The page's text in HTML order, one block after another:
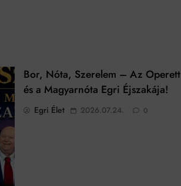
Bor, Nóta, Szerelem – Az Operett
és a Magyarnóta Egri Éjszakája!
Egri Élet 2026.07.24. 0